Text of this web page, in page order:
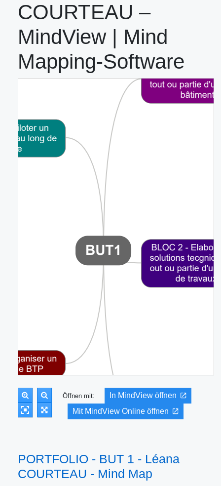
COURTEAU –
MindView | Mind
Mapping-Software
Öffnen mit:
In MindView öffnen
Mit MindView Online öffnen
PORTFOLIO - BUT 1 - Léana
COURTEAU - Mind Map